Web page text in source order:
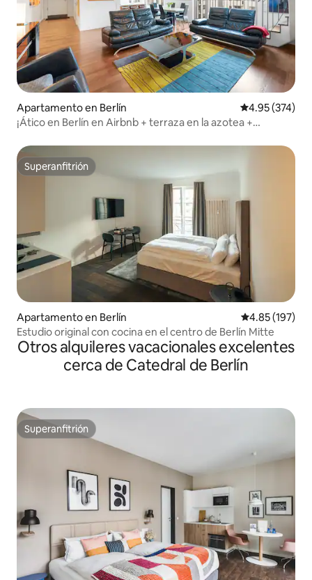
Apartamento en Berlín Calificación
4.95 (374)
¡Ático en Berlín en Airbnb + terraza en la azotea +
Superanfitrión
Superanfitrión
Apartamento en Berlín Calificación
4.85 (197)
Estudio original con cocina en el centro de Berlín Mitte
Otros alquileres vacacionales excelentes
cerca de Catedral de Berlín
Superanfitrión
Superanfitrión